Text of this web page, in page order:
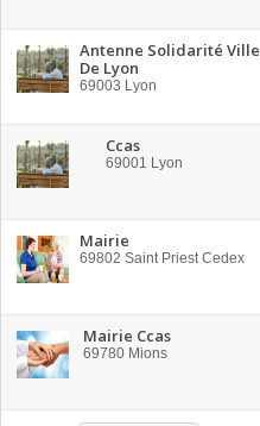
Antenne Solidarité Ville
De Lyon
69003 Lyon
Ccas
69001 Lyon
Mairie
69802 Saint Priest Cedex
Mairie Ccas
69780 Mions